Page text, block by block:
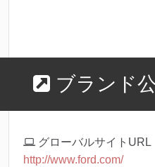
ブランド
グローバルサイトURL
http://www.ford.com/